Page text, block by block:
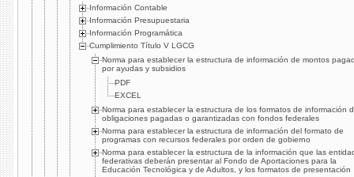
Información Contable
Información Presupuestaria
Información Programática
Cumplimiento Título V LGCG
Norma para establecer la estructura de información de montos
por ayudas y subsidios
PDF
EXCEL
Norma para establecer la estructura de los formatos de información
obligaciones pagadas o garantizadas con fondos federales
Norma para establecer la estructura de información del formato de
programas con recursos federales por orden de gobierno
Norma para establecer la estructura de la información que las
federativas deberán presentar al Fondo de Aportaciones para la
Educación Tecnológica y de Adultos, y los formatos de presentación